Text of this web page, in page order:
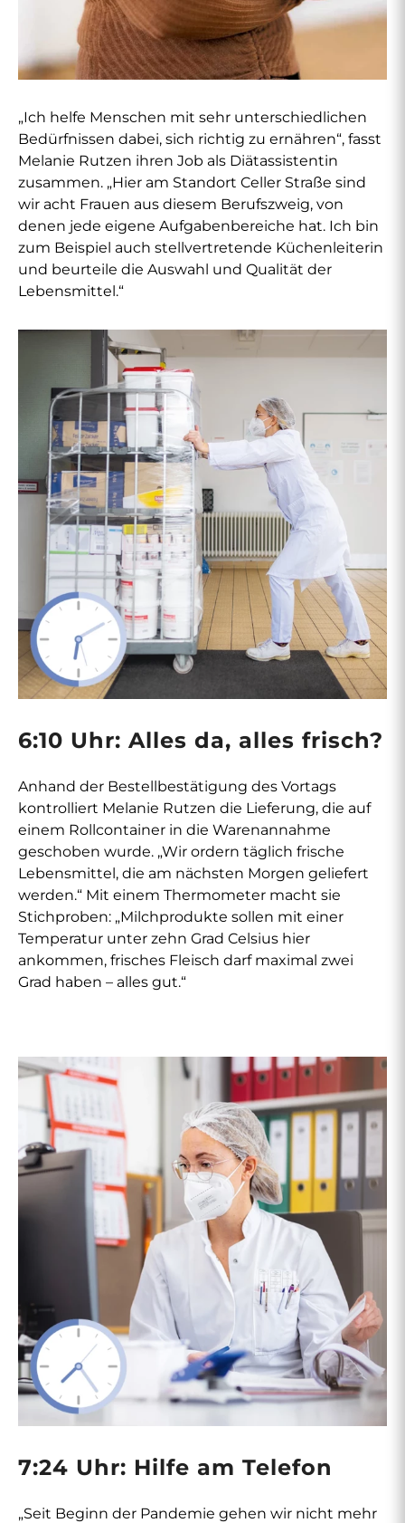
„Ich helfe Menschen mit sehr unterschiedlichen
Bedürfnissen dabei, sich richtig zu ernähren“, fasst
Melanie Rutzen ihren Job als Diätassistentin
zusammen. „Hier am Standort Celler Straße sind
wir acht Frauen aus diesem Berufszweig, von
denen jede eigene Aufgabenbereiche hat. Ich bin
zum Beispiel auch stellvertretende Küchenleiterin
und beurteile die Auswahl und Qualität der
Lebensmittel.“
6:10 Uhr: Alles da, alles frisch?
Anhand der Bestellbestätigung des Vortags
kontrolliert Melanie Rutzen die Lieferung, die auf
einem Rollcontainer in die Warenannahme
geschoben wurde. „Wir ordern täglich frische
Lebensmittel, die am nächsten Morgen geliefert
werden.“ Mit einem Thermometer macht sie
Stichproben: „Milchprodukte sollen mit einer
Temperatur unter zehn Grad Celsius hier
ankommen, frisches Fleisch darf maximal zwei
Grad haben – alles gut.“
7:24 Uhr: Hilfe am Telefon
„Seit Beginn der Pandemie gehen wir nicht mehr